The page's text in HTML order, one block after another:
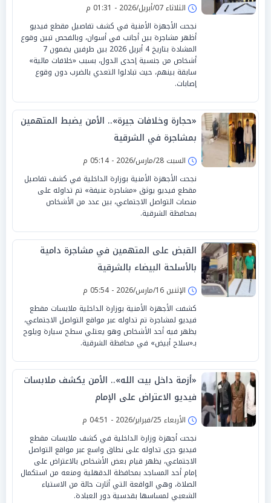
الثلاثاء 07/أبريل/2026 - 01:31 م
نجحت الأجهزة الأمنية في كشف تفاصيل مقطع فيديو
أظهر مشاجرة بين أجانب في أسوان، وبالفحص تبين وقوع
المشادة بتاريخ 4 أبريل 2026 بين طرفين يضمون 7
أشخاص من جنسية إحدى الدول، بسبب «خلافات مالية»
سابقة بينهم، حيث تبادلوا التعدي بالضرب دون وقوع
إصابات.
«حجارة وخلافات جيرة».. الأمن يضبط المتهمين
بمشاجرة في الشرقية
السبت 28/مارس/2026 - 05:14 م
نجحت الأجهزة الأمنية بوزارة الداخلية في كشف تفاصيل
مقطع فيديو يوثق «مشاجرة عنيفة» تم تداوله على
منصات التواصل الاجتماعي، بين عدد من الأشخاص
بمحافظة الشرقية.
القبض على المتهمين في مشاجرة دامية
بالأسلحة البيضاء بالشرقية
الإثنين 16/مارس/2026 - 05:54 م
كشفت الأجهزة الأمنية بوزارة الداخلية ملابسات مقطع
فيديو لمشاجرة تم تداوله عبر مواقع التواصل الاجتماعي،
يظهر فيه أحد الأشخاص وهو يعتلي سطح سيارة ويلوح
بـ«سلاح أبيض» في محافظة الشرقية.
«أزمة داخل بيت الله».. الأمن يكشف ملابسات
فيديو الاعتراض على الإمام
الأربعاء 25/فبراير/2026 - 04:51 م
نجحت أجهزة وزارة الداخلية في كشف ملابسات مقطع
فيديو جرى تداوله على نطاق واسع عبر مواقع التواصل
الاجتماعي، يظهر قيام بعض الأشخاص بالاعتراض على
إمام أحد المساجد بمحافظة الدقهلية ومنعه من استكمال
الصلاة، وهي الواقعة التي أثارت حالة من الاستياء
الشعبي لمساسها بقدسية دور العبادة.